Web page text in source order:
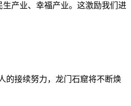
产业、幸福产业。这激励我们进
的接续努力，龙门石窟将不断焕